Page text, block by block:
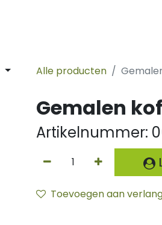
Alle producten
Gemalen
Artikelnummer:
Toevoegen aan